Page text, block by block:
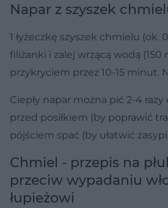
Napar z szyszek
1 łyżeczkę szyszek chmielu (ok.
filiżanki i zalej wrzącą wodą (150
przykryciem przez 10-15 minut.
Ciepły napar można pić 2-4 razy
przed posiłkiem (by poprawić
pójściem spać (by ułatwić
Chmiel - przepis na
przeciw wypadaniu
łupieżowi